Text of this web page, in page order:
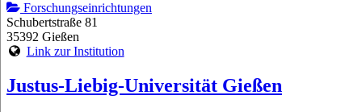
Forschungseinrichtungen
Schubertstraße 81
35392 Gießen
Link zur Institution
Justus-Liebig-Universität Gießen